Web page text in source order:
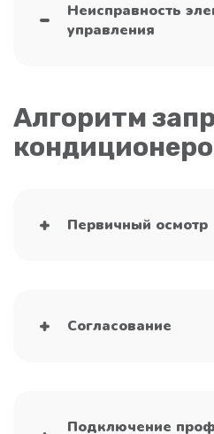
Неисправность
управления
Алгоритм
Первичный осмотр
Согласование
Подключение